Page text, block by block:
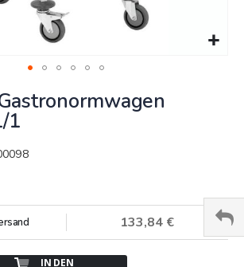
1
133,84 €
IN DEN